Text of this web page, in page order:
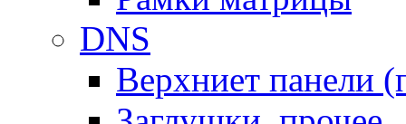
DNS
Верхниет панели